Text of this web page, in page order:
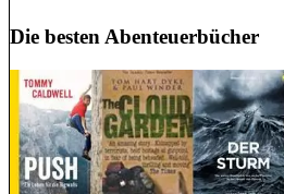
Die besten Abenteuerbücher